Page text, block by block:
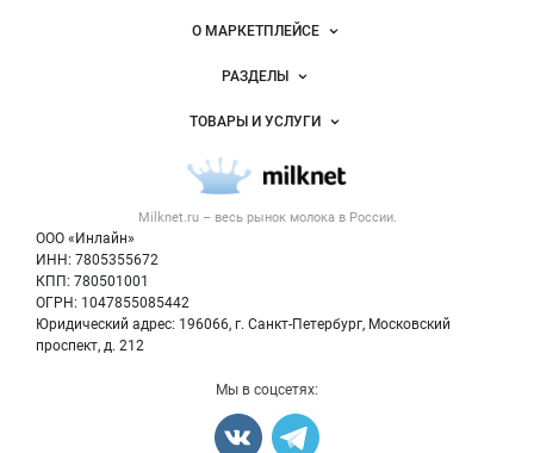
Milknet.ru
Важные разделы и контакты
Milknet.ru – весь рынок молокав России.
ООО «Инлайн»
ИНН: 7805355672
КПП: 780501001
ОГРН: 1047855085442
Юридический адрес: 196066, г. Санкт-Петербург, Московский
проспект, д. 212
Навигация по сайтуО МАРКЕТПЛЕЙСЕ
Новости Milknet.ru
Размещение рекламы
Публичная оферта
Контактная информация
Политика обработки персональных данных
РАЗДЕЛЫ
Объявления
Новости рынка
ТОВАРЫ И УСЛУГИ
Молочная продукция
Вторичное сырье
Оборудование
Мы в соцсетях: